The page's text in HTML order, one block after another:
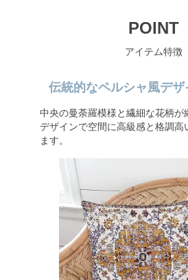
POINT
アイテム特徴
伝統的なペルシャ風デ
中央の曼荼羅模様と繊細な花柄が
デザインで空間に高級感と格調高
ます。